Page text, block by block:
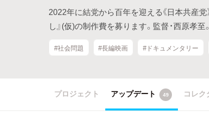
2022年に結党から百年を迎える《日本共産
し』(仮)の制作費を募ります。監督・西原孝
#社会問題 #長編映画 #ドキュメンタリー
プロジェクト アップデート 49 コレク